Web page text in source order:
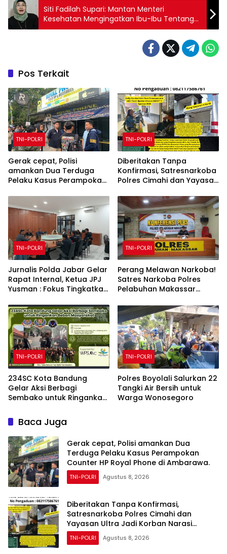
Siti Fadilah Supari: Mantan Menteri
Kesehatan Mengingatkan Ibu-Ibu Tentang
Hak Menolak Vaksin Polio
Pos Terkait
TNI-POLRI
Gerak cepat, Polisi
amankan Dua Terduga
Pelaku Kasus Perampokan
Ambarawa.
TNI-POLRI
Diberitakan Tanpa
Konfirmasi, Satresnarkoba
Polres Cimahi dan Yayasan
Sepihak
TNI-POLRI
Jurnalis Polda Jabar Gelar
Rapat Internal, Ketua JPJ
Yusman : Fokus Tingkatkan
TNI-POLRI
Perang Melawan Narkoba!
Satres Narkoba Polres
Pelabuhan Makassar
Pelaku Ditangkap
TNI-POLRI
234SC Kota Bandung
Gelar Aksi Berbagi
Sembako untuk Ringankan
TNI-POLRI
Polres Boyolali Salurkan 22
Tangki Air Bersih untuk
Warga Wonosegoro
Baca Juga
Gerak cepat, Polisi amankan Dua
Terduga Pelaku Kasus Perampokan
Counter HP Royal Phone di Ambarawa.
TNI-POLRI Agustus 8, 2026
Diberitakan Tanpa Konfirmasi,
Satresnarkoba Polres Cimahi dan
Yayasan Ultra Jadi Korban Narasi
Sepihak
TNI-POLRI Agustus 8, 2026